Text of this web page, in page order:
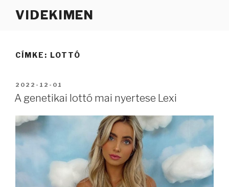
VIDEKIMEN
CÍMKE: LOTTÓ
BEKÜLDVE:
2022-12-01
A genetikai lottó mai nyertese Lexi